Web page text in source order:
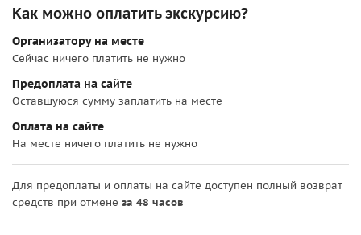
Как можно оплатить экскурсию?
Организатору на месте
Сейчас ничего платить не нужно
Предоплата на сайте
Оставшуюся сумму заплатить на месте
Оплата на сайте
На месте ничего платить не нужно
Для предоплаты и оплаты на сайте доступен полный возврат
средств при отмене за 48 часов